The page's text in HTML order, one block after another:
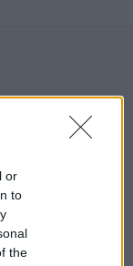
or
to
the